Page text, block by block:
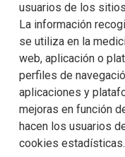
usuarios de los
La información
se utiliza en la
web, aplicación o
perfiles de
aplicaciones y
mejoras en función
hacen los usuarios
cookies estadísticas.